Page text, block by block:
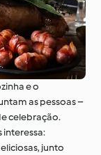
e o
as pessoas –
celebração.
interessa:
junto